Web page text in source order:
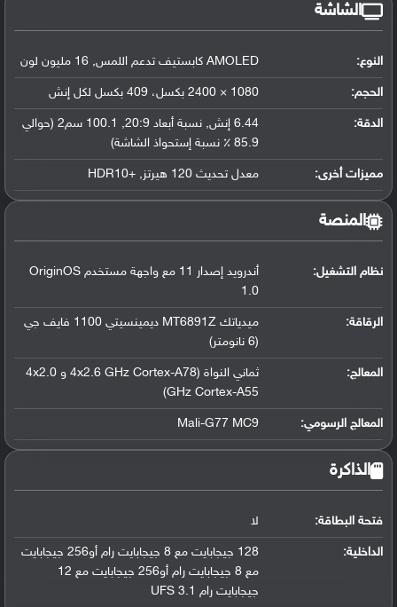
الشاشة
النوع: AMOLED كابستيف تدعم اللمس, 16 مليون لون
الحجم: 1080 × 2400 بكسل، 409 بكسل لكل إنش
الدقة:
6.44 إنش, نسبة أبعاد 20:9, 100.1 سم2 (حوالي
85.9 ٪ نسبة إستحواذ الشاشة)
مميزات أخرى: معدل تحديث 120 هيرتز, +HDR10
المنصة
نظام التشغيل:
أندرويد إصدار 11 مع واجهة مستخدم OriginOS
1.0
الرقاقة:
ميدياتك MT6891Z ديمينسيتي 1100 فايف جي
(6 نانومتر)
المعالج:
ثماني النواة (4x2.6 GHz Cortex-A78 و 4x2.0
GHz Cortex-A55)
المعالج الرسومي:
Mali-G77 MC9
الذاكرة
فتحة البطاقة: لا
الداخلية:
128 جيجابايت مع 8 جيجابايت رام أو256 جيجابايت
مع 8 جيجابايت رام أو256 جيجابايت مع 12
جيجابايت رام UFS 3.1